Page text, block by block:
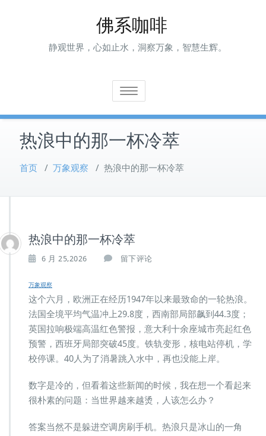
佛系咖啡
静观世界，心如止水，洞察万象，智慧生辉。
Toggle navigation
热浪中的那一杯冷萃
首页 / 万象观察 / 热浪中的那一杯冷萃
热浪中的那一杯冷萃
6 月 25,2026 留下评论
万象观察
这个六月，欧洲正在经历1947年以来最致命的一轮热浪。
法国全境平均气温冲上29.8度，西南部局部飙到44.3度；
英国拉响极端高温红色警报，意大利十余座城市亮起红色
预警，西班牙局部突破45度。铁轨变形，核电站停机，学
校停课。40人为了消暑跳入水中，再也没能上岸。
数字是冷的，但看着这些新闻的时候，我在想一个看起来
很朴素的问题：当世界越来越烫，人该怎么办？
答案当然不是躲进空调房刷手机。热浪只是冰山的一角